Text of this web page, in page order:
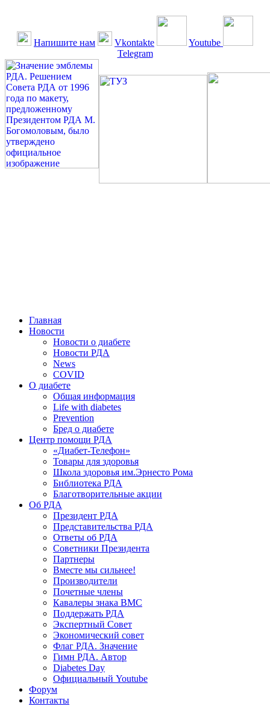
Напишите нам Vkontakte
Youtube
Telegram
Главная
Новости
Новости о диабете
Новости РДА
News
COVID
О диабете
Общая информация
Life with diabetes
Prevention
Бред о диабете
Центр помощи РДА
«Диабет-Телефон»
Товары для здоровья
Школа здоровья им.Эрнесто Рома
Библиотека РДА
Благотворительные акции
Об РДА
Президент РДА
Представительства РДА
Ответы об РДА
Советники Президента
Партнеры
Вместе мы сильнее!
Производители
Почетные члены
Кавалеры знака ВМС
Поддержать РДА
Экспертный Совет
Экономический совет
Флаг РДА. Значение
Гимн РДА. Автор
Diabetes Day
Официальный Youtube
Форум
Контакты